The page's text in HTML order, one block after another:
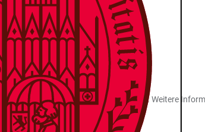
Aufenthalte zur Verfügung. Weitere